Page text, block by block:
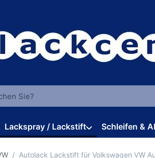
ein. Während Sie tippen,
Lackspray / Lackstift Schleifen &
Autolack Lackstift für Volkswagen VW